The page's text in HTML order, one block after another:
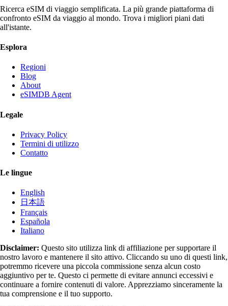
Ricerca eSIM di viaggio semplificata. La più grande piattaforma di
confronto eSIM da viaggio al mondo. Trova i migliori piani dati
all'istante.
Esplora
Regioni
Blog
About
eSIMDB Agent
Legale
Privacy Policy
Termini di utilizzo
Contatto
Le lingue
English
日本語
Français
Española
Italiano
Disclaimer: Questo sito utilizza link di affiliazione per supportare il
nostro lavoro e mantenere il sito attivo. Cliccando su uno di questi link,
potremmo ricevere una piccola commissione senza alcun costo
aggiuntivo per te. Questo ci permette di evitare annunci eccessivi e
continuare a fornire contenuti di valore. Apprezziamo sinceramente la
tua comprensione e il tuo supporto.